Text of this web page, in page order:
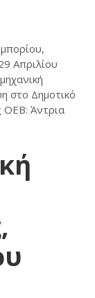
Απριλίου
στο Δημοτικό
Άντρια